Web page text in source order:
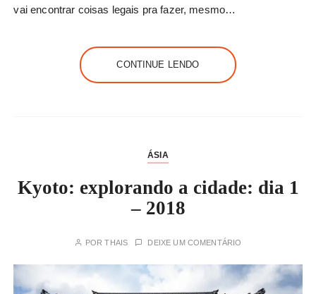
vai encontrar coisas legais pra fazer, mesmo…
CONTINUE LENDO
ÁSIA
Kyoto: explorando a cidade: dia 1
– 2018
PORTHAIS DEIXE UM COMENTÁRIO